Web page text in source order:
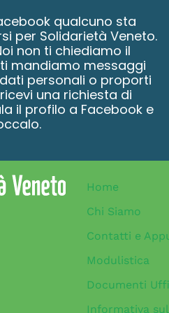
qualcuno sta
per Solidarietà Veneto.
non ti chiediamo il
mandiamo messaggi
personali o proporti
una richiesta di
il profilo a Facebook e
Home
Chi Siamo
Contatti e
Modulistica
Documenti
Informativa